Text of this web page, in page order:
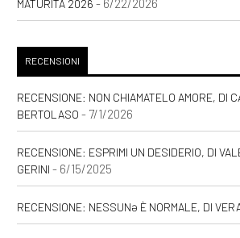
MATURITÀ 2026
RECENSIONI
RECENSIONE: NON CHIAMATELO AMORE, DI
BERTOLASO - 7/1/2026
RECENSIONE: ESPRIMI UN DESIDERIO, DI
GERINI - 6/15/2025
RECENSIONE: NESSUNƏ È NORMALE, DI